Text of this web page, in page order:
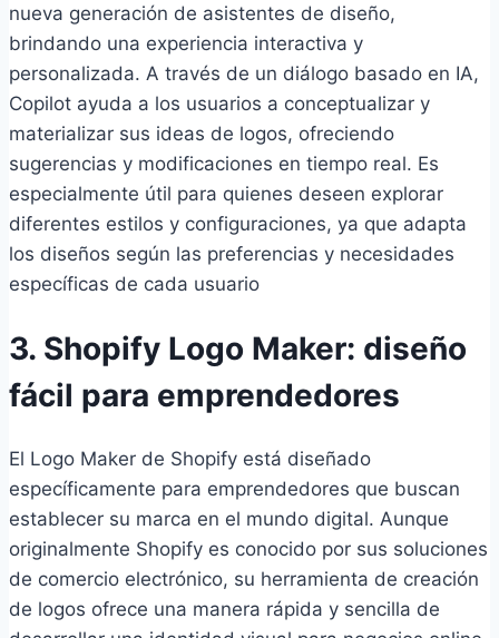
nueva generación de asistentes de diseño,
brindando una experiencia interactiva y
personalizada. A través de un diálogo basado en IA,
Copilot ayuda a los usuarios a conceptualizar y
materializar sus ideas de logos, ofreciendo
sugerencias y modificaciones en tiempo real. Es
especialmente útil para quienes deseen explorar
diferentes estilos y configuraciones, ya que adapta
los diseños según las preferencias y necesidades
específicas de cada usuario
3. Shopify Logo Maker: diseño
fácil para emprendedores
El Logo Maker de Shopify está diseñado
específicamente para emprendedores que buscan
establecer su marca en el mundo digital. Aunque
originalmente Shopify es conocido por sus soluciones
de comercio electrónico, su herramienta de creación
de logos ofrece una manera rápida y sencilla de